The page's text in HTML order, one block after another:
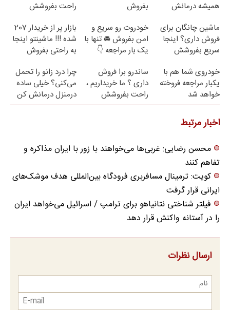
همیشه درمانش
بفروش
راحت بفروشش
ماشین چانگان برای
فروش داری؟ اینجا
سریع بفروشش
خودروت رو سریع و
امن بفروش 🚘 تنها با
یک بار مراجعه 👇
بازار پر از خریدار 207
شده !!! ماشینتو اینجا
به راحتی بفروش
خودروی شما هم با
یکبار مراجعه فروخته
خواهد شد
ساندرو برا فروش
داری ؟ ما خریداریم ،
راحت بفروشش
چرا درد زانو را تحمل
می‌کنی؟ خیلی ساده
درمنزل درمانش کن
اخبار مرتبط
محسن رضایی: غربی‌ها می‌خواهند با زور با ایران مذاکره و
تفاهم کنند
کویت: ترمینال مسافربری فرودگاه بین‌المللی هدف موشک‌های
ایرانی قرار گرفت
فیلتر شناختی نتانیاهو برای ترامپ / اسرائیل می‌خواهد ایران
را در آستانه واکنش قرار دهد
ارسال نظرات